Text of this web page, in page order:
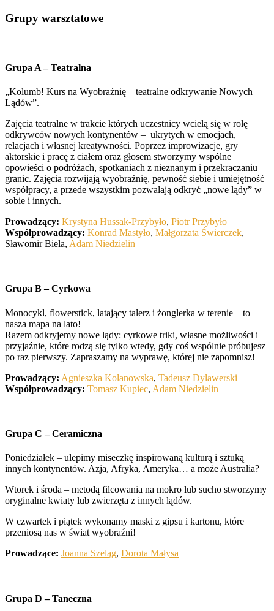
Grupy warsztatowe
Grupa A – Teatralna
„Kolumb! Kurs na Wyobraźnię – teatralne odkrywanie Nowych
Lądów”.
Zajęcia teatralne w trakcie których uczestnicy wcielą się w rolę
odkrywców nowych kontynentów – ukrytych w emocjach,
relacjach i własnej kreatywności. Poprzez improwizacje, gry
aktorskie i pracę z ciałem oraz głosem stworzymy wspólne
opowieści o podróżach, spotkaniach z nieznanym i przekraczaniu
granic. Zajęcia rozwijają wyobraźnię, pewność siebie i umiejętność
współpracy, a przede wszystkim pozwalają odkryć „nowe lądy” w
sobie i innych.
Prowadzący: Krystyna Hussak-Przybyło, Piotr Przybyło
Współprowadzący: Konrad Mastyło, Małgorzata Świerczek,
Sławomir Biela, Adam Niedzielin
Grupa B – Cyrkowa
Monocykl, flowerstick, latający talerz i żonglerka w terenie – to
nasza mapa na lato!
Razem odkryjemy nowe lądy: cyrkowe triki, własne możliwości i
przyjaźnie, które rodzą się tylko wtedy, gdy coś wspólnie próbujesz
po raz pierwszy. Zapraszamy na wyprawę, której nie zapomnisz!
Prowadzący: Agnieszka Kolanowska, Tadeusz Dylawerski
Współprowadzący: Tomasz Kupiec, Adam Niedzielin
Grupa C – Ceramiczna
Poniedziałek – ulepimy miseczkę inspirowaną kulturą i sztuką
innych kontynentów. Azja, Afryka, Ameryka… a może Australia?
Wtorek i środa – metodą filcowania na mokro lub sucho stworzymy
oryginalne kwiaty lub zwierzęta z innych lądów.
W czwartek i piątek wykonamy maski z gipsu i kartonu, które
przeniosą nas w świat wyobraźni!
Prowadzące: Joanna Szeląg, Dorota Małysa
Grupa D – Taneczna